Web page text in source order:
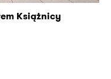
Książnicy